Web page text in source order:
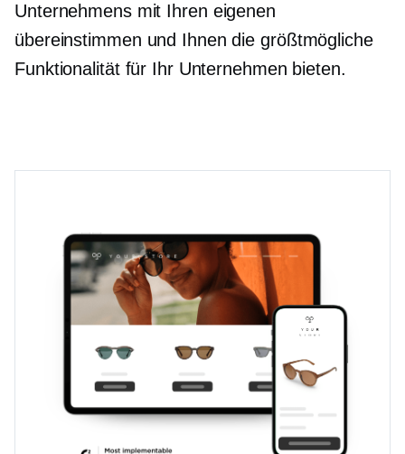
Unternehmens mit Ihren eigenen
übereinstimmen und Ihnen die größtmögliche
Funktionalität für Ihr Unternehmen bieten.